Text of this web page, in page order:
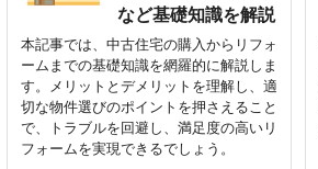
など基礎知識を解説
本記事では、中古住宅の購入からリフォ
ームまでの基礎知識を網羅的に解説しま
す。メリットとデメリットを理解し、適
切な物件選びのポイントを押さえること
で、トラブルを回避し、満足度の高いリ
フォームを実現できるでしょう。